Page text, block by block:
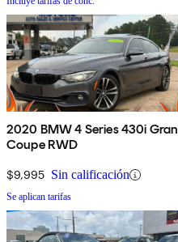
2020 BMW 4 Series 430i Gran
Coupe RWD
$9,995 Sin calificación
Se aplican tarifas